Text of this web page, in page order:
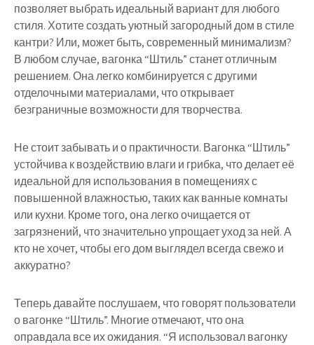
позволяет выбрать идеальный вариант для любого
стиля. Хотите создать уютный загородный дом в стиле
кантри? Или, может быть, современный минимализм?
В любом случае, вагонка “Штиль” станет отличным
решением. Она легко комбинируется с другими
отделочными материалами, что открывает
безграничные возможности для творчества.
Не стоит забывать и о практичности. Вагонка “Штиль”
устойчива к воздействию влаги и грибка, что делает её
идеальной для использования в помещениях с
повышенной влажностью, таких как ванные комнаты
или кухни. Кроме того, она легко очищается от
загрязнений, что значительно упрощает уход за ней. А
кто не хочет, чтобы его дом выглядел всегда свежо и
аккуратно?
Теперь давайте послушаем, что говорят пользователи
о вагонке “Штиль”. Многие отмечают, что она
оправдала все их ожидания. “Я использовал вагонку